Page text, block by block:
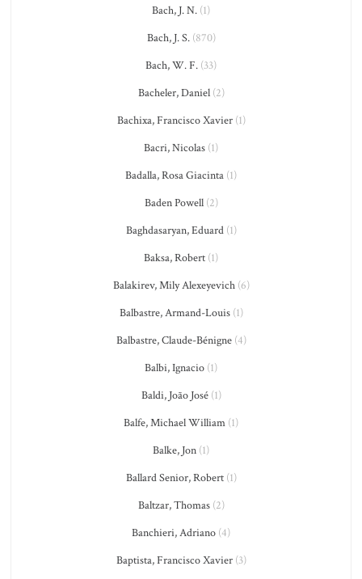
Bach, J. N. (1)
Bach, J. S.(870)
Bach, W. F. (33)
Bacheler, Daniel(2)
Bachixa, Francisco Xavier(1)
Bacri, Nicolas (1)
Badalla, Rosa Giacinta (1)
Baden Powell(2)
Baghdasaryan, Eduard(1)
Baksa, Robert (1)
Balakirev, Mily Alexeyevich(6)
Balbastre, Armand-Louis(1)
Balbastre, Claude-Bénigne(4)
Balbi, Ignacio (1)
Baldi, João José(1)
Balfe, Michael William (1)
Balke, Jon (1)
Ballard Senior, Robert(1)
Baltzar, Thomas(2)
Banchieri, Adriano (4)
Baptista, Francisco Xavier(3)